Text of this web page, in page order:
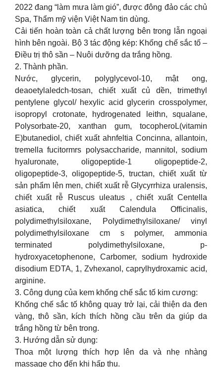
2022 đang “làm mưa làm gió”, được đông đảo các chủ
Spa, Thẩm mỹ viện Việt Nam tin dùng.
Cải tiến hoàn toàn cả chất lượng bên trong lẫn ngoại
hình bên ngoài. Bộ 3 tác động kép: Khống chế sắc tố –
Điều trị thô sần – Nuôi dưỡng da trắng hồng.
2. Thành phần.
Nước, glycerin, polyglycevol-10, mật ong,
deaoetylaledch-tosan, chiết xuất củ dền, trimethyl
pentylene glycol/ hexylic acid glycerin crosspolymer,
isopropyl crotonate, hydrogenated leithn, squalane,
Polysorbate-20, xanthan gum, tocopheroL(vitamin
E)butanediol, chiết xuất ahnfeltia Concinna, allantoin,
tremella fucitormrs polysaccharide, mannitol, sodium
hyaluronate, oligopeptide-1 oligopeptide-2,
oligopeptide-3, oligopeptide-5, tructan, chiết xuất từ
sản phẩm lên men, chiết xuất rễ Glycyrrhiza uralensis,
chiết xuất rễ Ruscus uleatus , chiết xuất Centella
asiatica, chiết xuất Calendula Officinalis,
polydimethylsiloxane, Polydimethylsiloxane/ vinyl
polydimethylsiloxane cm s polymer, ammonia
terminated polydimethylsiloxane, p-
hydroxyacetophenone, Carbomer, sodium hydroxide
disodium EDTA, 1, Zvhexanol, caprylhydroxamic acid,
arginine.
3. Công dụng của kem khống chế sắc tố kim cương:
Khống chế sắc tố không quay trở lại, cải thiện da đen
vàng, thô sần, kích thích hồng cầu trên da giúp da
trắng hồng từ bên trong.
3. Hướng dẫn sử dụng:
Thoa một lượng thích hợp lên da và nhẹ nhàng
massage cho đến khi hấp thụ.